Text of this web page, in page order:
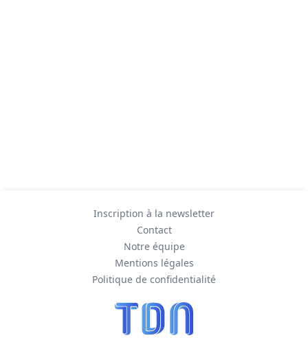
Inscription à la newsletter
Contact
Notre équipe
Mentions légales
Politique de confidentialité